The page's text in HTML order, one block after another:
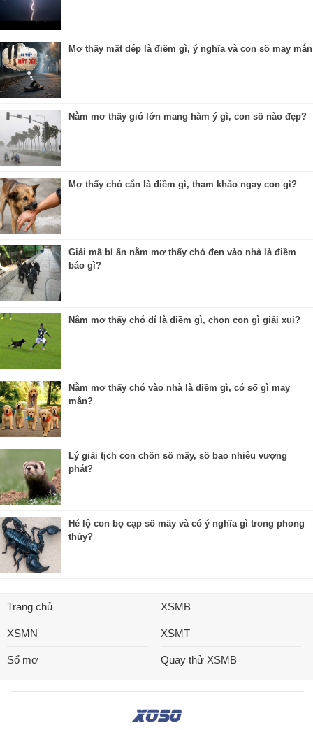
Mơ thấy mất dép là điềm gì, ý nghĩa và con số may mắn
Nằm mơ thấy gió lớn mang hàm ý gì, con số nào đẹp?
Mơ thấy chó cắn là điềm gì, tham khảo ngay con gì?
Giải mã bí ẩn nằm mơ thấy chó đen vào nhà là điềm
báo gì?
Nằm mơ thấy chó dí là điềm gì, chọn con gì giải xui?
Nằm mơ thấy chó vào nhà là điềm gì, có số gì may
mắn?
Lý giải tịch con chồn số mấy, số bao nhiêu vượng
phát?
Hé lộ con bọ cạp số mấy và có ý nghĩa gì trong phong
thủy?
Trang chủ XSMB
XSMN XSMT
Sổ mơ Quay thử XSMB